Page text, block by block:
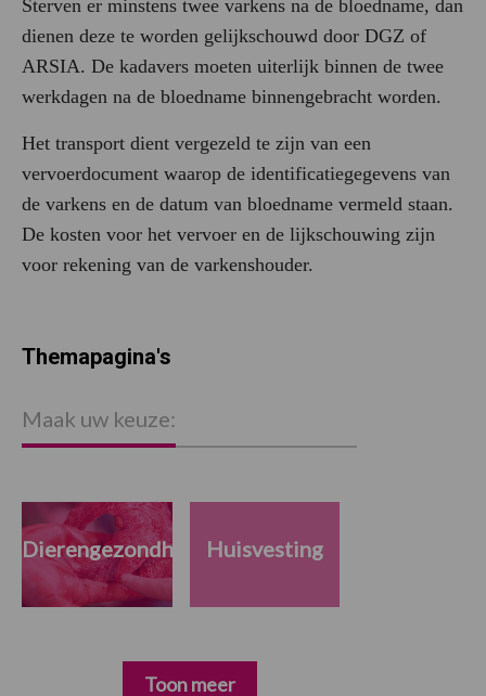
Sterven er minstens twee varkens na de bloedname, dan
dienen deze te worden gelijkschouwd door DGZ of
ARSIA. De kadavers moeten uiterlijk binnen de twee
werkdagen na de bloedname binnengebracht worden.
Het transport dient vergezeld te zijn van een
vervoerdocument waarop de identificatiegegevens van
de varkens en de datum van bloedname vermeld staan.
De kosten voor het vervoer en de lijkschouwing zijn
voor rekening van de varkenshouder.
Themapagina's
Maak uw keuze:
Dierengezondheid Huisvesting
Toon meer